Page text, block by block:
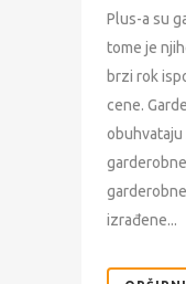
Plus-a su
tome je
brzi rok
cene.
obuhvataju
izrađene...